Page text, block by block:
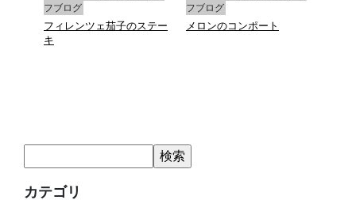
フブログ
フィレンツェ茄子のステー
キ
フブログ
メロンのコンポート
カテゴリ